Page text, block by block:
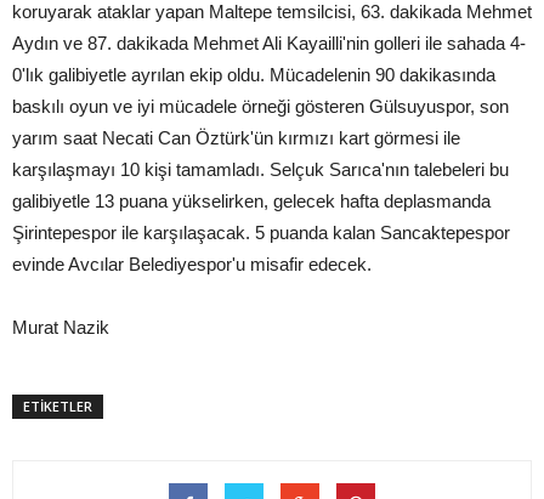
koruyarak ataklar yapan Maltepe temsilcisi, 63. dakikada Mehmet
Aydın ve 87. dakikada Mehmet Ali Kayailli'nin golleri ile sahada 4-
0'lık galibiyetle ayrılan ekip oldu. Mücadelenin 90 dakikasında
baskılı oyun ve iyi mücadele örneği gösteren Gülsuyuspor, son
yarım saat Necati Can Öztürk'ün kırmızı kart görmesi ile
karşılaşmayı 10 kişi tamamladı. Selçuk Sarıca'nın talebeleri bu
galibiyetle 13 puana yükselirken, gelecek hafta deplasmanda
Şirintepespor ile karşılaşacak. 5 puanda kalan Sancaktepespor
evinde Avcılar Belediyespor'u misafir edecek.
Murat Nazik
ETİKETLER